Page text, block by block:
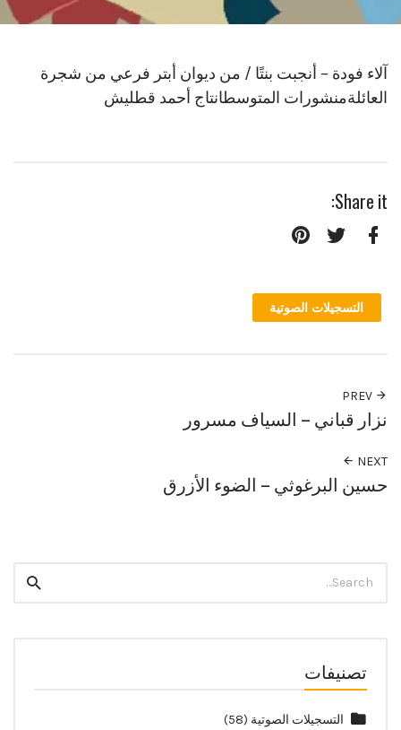
آلاء فودة – أنجبت بنتًا / من ديوان أبتر فرعي من شجرة
العائلةمنشورات المتوسطانتاج أحمد قطليش
Share it:
التسجيلات الصوتية
نزار قباني – السياف مسرور
NEXT
حسين البرغوثي – الضوء الأزرق
for:
تصنيفات
التسجيلات الصوتية (58)